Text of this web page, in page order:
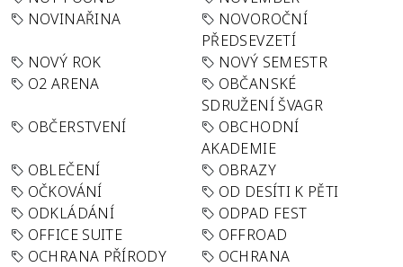
NOVINAŘINA
NOVOROČNÍ
PŘEDSEVZETÍ
NOVÝ ROK
NOVÝ SEMESTR
O2 ARENA
OBČANSKÉ
SDRUŽENÍ ŠVAGR
OBČERSTVENÍ
OBCHODNÍ
AKADEMIE
OBLEČENÍ
OBRAZY
OČKOVÁNÍ
OD DESÍTI K PĚTI
ODKLÁDÁNÍ
ODPAD FEST
OFFICE SUITE
OFFROAD
OCHRANA PŘÍRODY
OCHRANA